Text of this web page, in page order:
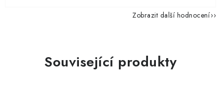
Zobrazit další hodnocení
Související produkty